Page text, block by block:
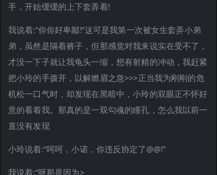
手，开始缓缓的上下套弄着!
我说着:“你你好卑鄙!”这可是我第一次被女生套弄小弟
弟，虽然是隔着裤子，但那感觉对我来说实在受不了，
才没一下子就让我龟头一缩，想有射精的冲动，我赶紧
把小玲的手拨开，以解燃眉之急>>>正当我为刚刚的危
机松一口气时，却发现在黑暗中，小玲的双眼正不怀好
意的看着我。那真的是一双勾魂的瞳孔，怎么我以前一
直没有发现
小玲说着:“呵呵，小诺，你违反协定了@@!”
我说着:“呀那是因为>